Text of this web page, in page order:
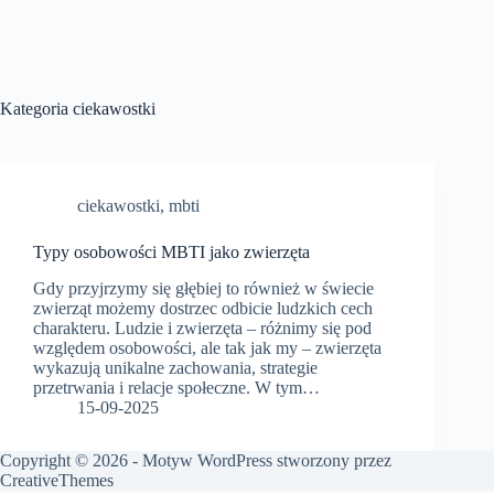
Kategoria ciekawostki
ciekawostki, mbti
Typy osobowości MBTI jako zwierzęta
Gdy przyjrzymy się głębiej to również w świecie
zwierząt możemy dostrzec odbicie ludzkich cech
charakteru. Ludzie i zwierzęta – różnimy się pod
względem osobowości, ale tak jak my – zwierzęta
wykazują unikalne zachowania, strategie
przetrwania i relacje społeczne. W tym…
15-09-2025
Copyright © 2026 - Motyw WordPress stworzony przez
CreativeThemes